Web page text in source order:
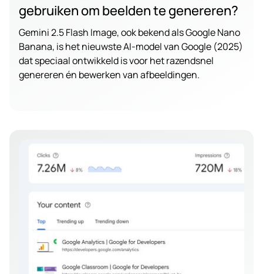
gebruiken om beelden te genereren?
Gemini 2.5 Flash Image, ook bekend als Google Nano
Banana, is het nieuwste AI-model van Google (2025)
dat speciaal ontwikkeld is voor het razendsnel
genereren én bewerken van afbeeldingen.